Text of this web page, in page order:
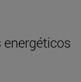
energéticos